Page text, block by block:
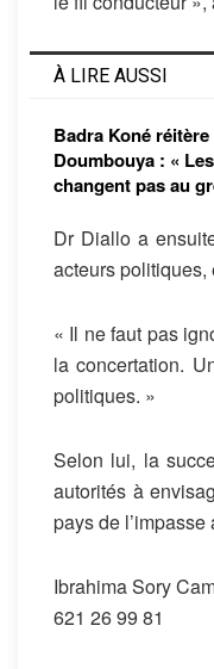
À LIRE AUSSI
Badra Koné
Doumbouya : «
changent pas au
Dr Diallo a
acteurs politiques,
« Il ne faut pas
la concertation.
politiques. »
Selon lui, la
autorités à
pays de l’impasse
Ibrahima Sory
621 26 99 81